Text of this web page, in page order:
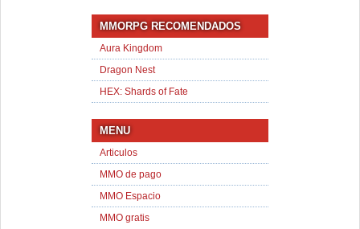
MMORPG RECOMENDADOS
Aura Kingdom
Dragon Nest
HEX: Shards of Fate
MENU
Articulos
MMO de pago
MMO Espacio
MMO gratis